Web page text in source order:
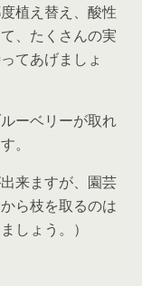
植え替え、酸性
、たくさんの実
てあげましょ
ーベリーが取れ
。
来ますが、園芸
ら枝を取るのは
しょう。）